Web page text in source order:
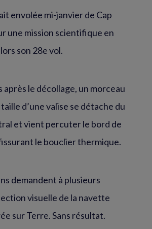
envolée mi-janvier de Cap
une mission scientifique en
son 28e vol.
après le décollage, un morceau
d’une valise se détache du
et vient percuter le bord de
le bouclier thermique.
demandent à plusieurs
visuelle de la navette
sur Terre. Sans résultat.